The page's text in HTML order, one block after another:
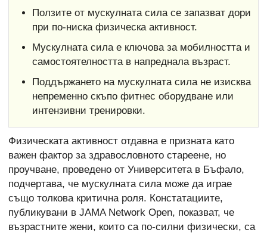
Ползите от мускулната сила се запазват дори
при по-ниска физическа активност.
Мускулната сила е ключова за мобилността и
самостоятелността в напреднала възраст.
Поддържането на мускулната сила не изисква
непременно скъпо фитнес оборудване или
интензивни тренировки.
Физическата активност отдавна е призната като
важен фактор за здравословното стареене, но
проучване, проведено от Университета в Бъфало,
подчертава, че мускулната сила може да играе
също толкова критична роля. Констатациите,
публикувани в JAMA Network Open, показват, че
възрастните жени, които са по-силни физически, са